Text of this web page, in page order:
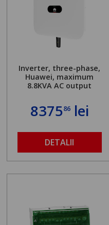
Inverter, three-phase,
Huawei, maximum
8.8KVA AC output
837586lei
DETALII